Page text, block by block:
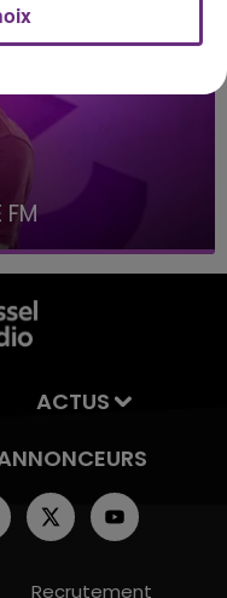
FM
ACTUS
Recrutement